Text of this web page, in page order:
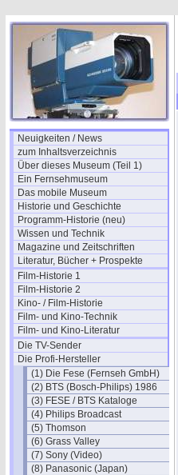
Neuigkeiten / News
zum Inhaltsverzeichnis
Über dieses Museum (Teil 1)
Ein Fernsehmuseum
Das mobile Museum
Historie und Geschichte
Programm-Historie (neu)
Wissen und Technik
Magazine und Zeitschriften
Literatur, Bücher + Prospekte
Film-Historie 1
Film-Historie 2
Kino- / Film-Historie
Film- und Kino-Technik
Film- und Kino-Literatur
Die TV-Sender
Die Profi-Hersteller
(1) Die Fese (Fernseh GmbH)
(2) BTS (Bosch-Philips) 1986
(3) FESE / BTS Kataloge
(4) Philips Broadcast
(5) Thomson
(6) Grass Valley
(7) Sony (Video)
(8) Panasonic (Japan)